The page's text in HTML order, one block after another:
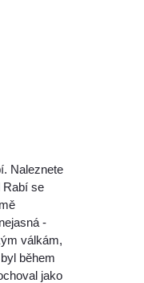
Naleznete
Rabí se
-
válkám,
během
jako